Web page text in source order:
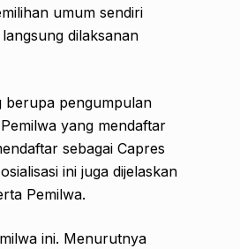
umum sendiri
dilaksanan
berupa pengumpulan
yang mendaftar
sebagai Capres
ini juga dijelaskan
Pemilwa.
ini. Menurutnya